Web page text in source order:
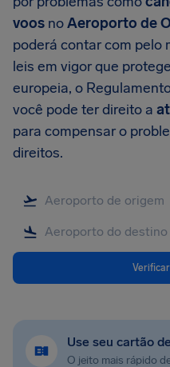
voos noAeroporto de
poderá contar com pelo
leis em vigor que
europeia, o
você pode ter direito a
para compensar o
direitos.
Use seu cartão
O jeito mais rápido